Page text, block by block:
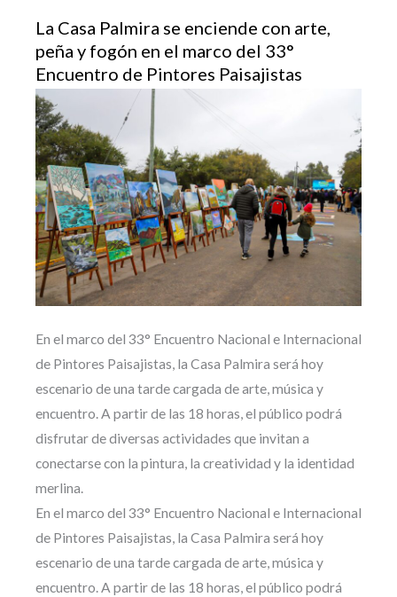
La Casa Palmira se enciende con arte,
peña y fogón en el marco del 33°
Encuentro de Pintores Paisajistas
En el marco del 33° Encuentro Nacional e Internacional
de Pintores Paisajistas, la Casa Palmira será hoy
escenario de una tarde cargada de arte, música y
encuentro. A partir de las 18 horas, el público podrá
disfrutar de diversas actividades que invitan a
conectarse con la pintura, la creatividad y la identidad
merlina.
En el marco del 33° Encuentro Nacional e Internacional
de Pintores Paisajistas, la Casa Palmira será hoy
escenario de una tarde cargada de arte, música y
encuentro. A partir de las 18 horas, el público podrá